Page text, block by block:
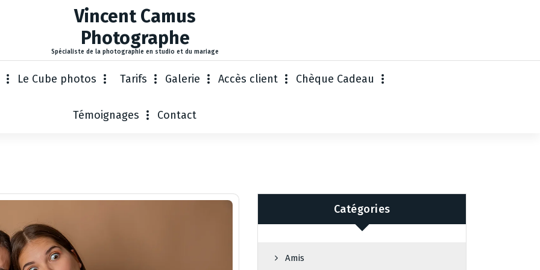
Vincent Camus
Photographe
Spécialiste de la photographie en studio et du mariage
Le Cube photos Tarifs Galerie Accès client Chèque Cadeau
Témoignages Contact
Catégories
Amis